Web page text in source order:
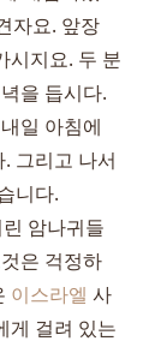
자요. 앞장
시지요. 두 분
을 듭시다.
일 아침에
그리고 나서
니다.
암나귀들
은 걱정하
이스라엘 사
게 걸려 있는